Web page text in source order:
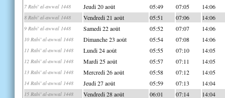
7 Rabi' al-awwal 1448 Jeudi 20 août 05:49 07:05 14:06
8 Rabi' al-awwal 1448 Vendredi 21 août 05:51 07:06 14:06
9 Rabi' al-awwal 1448 Samedi 22 août 05:52 07:07 14:06
10 Rabi' al-awwal 1448 Dimanche 23 août 05:54 07:08 14:06
11 Rabi' al-awwal 1448 Lundi 24 août 05:55 07:10 14:05
12 Rabi' al-awwal 1448 Mardi 25 août 05:57 07:11 14:05
13 Rabi' al-awwal 1448 Mercredi 26 août 05:58 07:12 14:05
14 Rabi' al-awwal 1448 Jeudi 27 août 05:59 07:13 14:04
15 Rabi' al-awwal 1448 Vendredi 28 août 06:01 07:14 14:04